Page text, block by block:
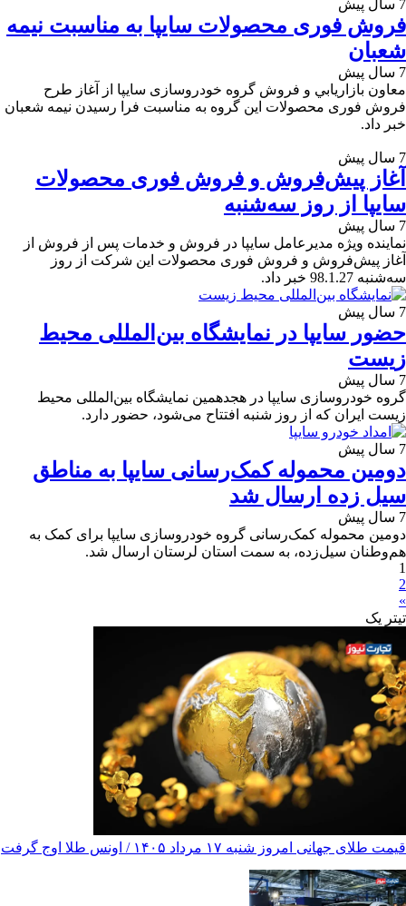
7 سال پیش
فروش فوری محصولات سایپا به مناسبت نیمه
شعبان
7 سال پیش
معاون بازاريابي و فروش گروه خودروسازی سایپا از آغاز طرح
فروش فوری محصولات اين گروه به مناسبت فرا رسیدن نیمه شعبان
خبر داد.
7 سال پیش
آغاز پیش‌فروش و فروش فوری محصولات
سایپا از روز سه‌شنبه
7 سال پیش
نماینده ویژه مدیرعامل سایپا در فروش و خدمات پس از فروش از
آغاز پیش‌فروش و فروش فوری محصولات این شرکت از روز
سه‌شنبه 98.1.27 خبر داد.
7 سال پیش
حضور سایپا در نمايشگاه بين‌المللی محیط
زیست
7 سال پیش
گروه خودروسازی سایپا در هجدهمين نمايشگاه بين‌المللی محیط
زیست ايران كه از روز شنبه افتتاح می‌شود، حضور دارد.
7 سال پیش
دومین محموله کمک‌رسانی سایپا به مناطق
سیل زده ارسال شد
7 سال پیش
دومین محموله کمک‌رسانی گروه خودروسازی سایپا برای کمک به
هم‌وطنان سیل‌زده، به سمت استان لرستان ارسال شد.
1
2
»
تیترِ یک
قیمت طلای جهانی امروز شنبه ۱۷ مرداد ۱۴۰۵ / اونس طلا اوج گرفت